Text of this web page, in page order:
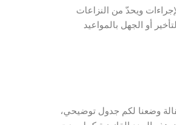
ويحدّ من النزاعات
أو الجهل بالمواعيد
وضعنا لكم جدول توضيحي،